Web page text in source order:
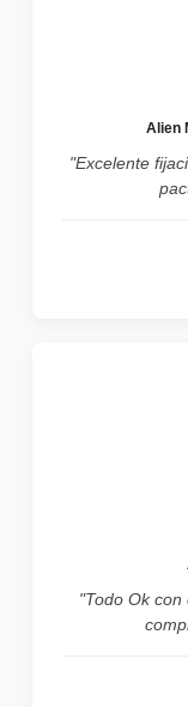
Alien
"Excelente
"Todo Ok